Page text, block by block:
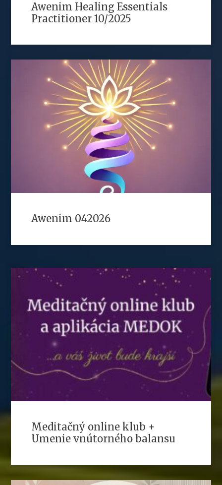
Awenim Healing Essentials
Practitioner 10/2025
Awenim 042026
Meditačný online klub +
Umenie vnútorného balansu